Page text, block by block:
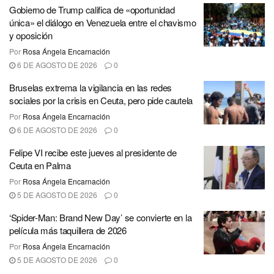
Gobierno de Trump califica de «oportunidad
única» el diálogo en Venezuela entre el chavismo
y oposición
Por Rosa Ángela Encarnación
6 DE AGOSTO DE 2026
0
Bruselas extrema la vigilancia en las redes
sociales por la crisis en Ceuta, pero pide cautela
Por Rosa Ángela Encarnación
6 DE AGOSTO DE 2026
0
Felipe VI recibe este jueves al presidente de
Ceuta en Palma
Por Rosa Ángela Encarnación
5 DE AGOSTO DE 2026
0
‘Spider-Man: Brand New Day’ se convierte en la
película más taquillera de 2026
Por Rosa Ángela Encarnación
5 DE AGOSTO DE 2026
0